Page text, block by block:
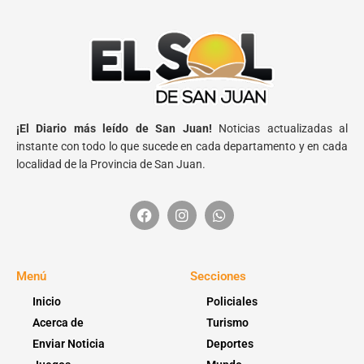
¡El Diario más leído de San Juan! Noticias actualizadas al
instante con todo lo que sucede en cada departamento y en cada
localidad de la Provincia de San Juan.
Menú
Inicio
Acerca de
Enviar Noticia
Secciones
Policiales
Turismo
Deportes